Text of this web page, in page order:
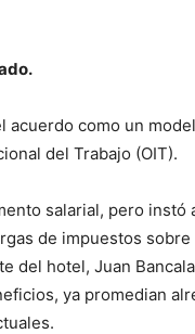
acuerdo como un
del Trabajo (OIT).
salarial, pero instó
de impuestos sobre
del hotel, Juan
ya promedian